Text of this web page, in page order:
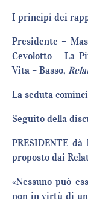
I principî dei
Presidente –
Cevolotto – La
Vita – Basso,
La seduta
Seguito della
PRESIDENTE
proposto dai
«Nessuno può
non in virtù di